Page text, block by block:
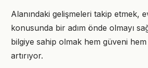
Alanındaki gelişmeleri takip etmek,
konusunda bir adım önde olmayı
bilgiye sahip olmak hem güveni
artırıyor.